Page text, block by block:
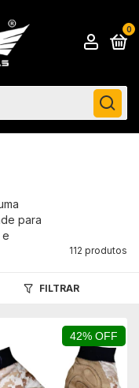
0
para
112 produtos
FILTRAR
42% OFF